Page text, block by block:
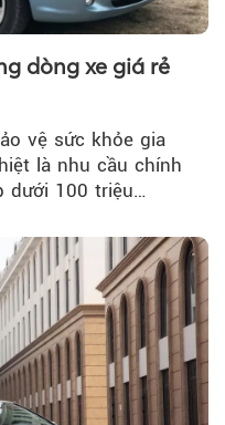
dòng xe giá rẻ
vệ sức khỏe gia
là nhu cầu chính
dưới 100 triệu